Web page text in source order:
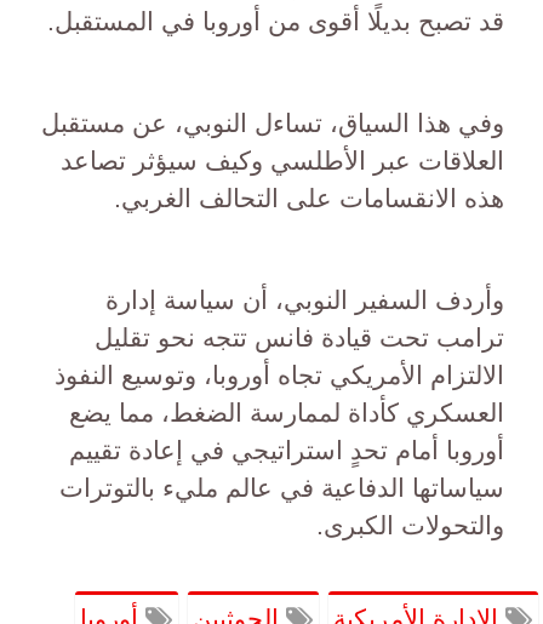
قد تصبح بديلًا أقوى من أوروبا في المستقبل.
وفي هذا السياق، تساءل النوبي، عن مستقبل
العلاقات عبر الأطلسي وكيف سيؤثر تصاعد
هذه الانقسامات على التحالف الغربي.
وأردف السفير النوبي، أن سياسة إدارة
ترامب تحت قيادة فانس تتجه نحو تقليل
الالتزام الأمريكي تجاه أوروبا، وتوسيع النفوذ
العسكري كأداة لممارسة الضغط، مما يضع
أوروبا أمام تحدٍ استراتيجي في إعادة تقييم
سياساتها الدفاعية في عالم مليء بالتوترات
والتحولات الكبرى.